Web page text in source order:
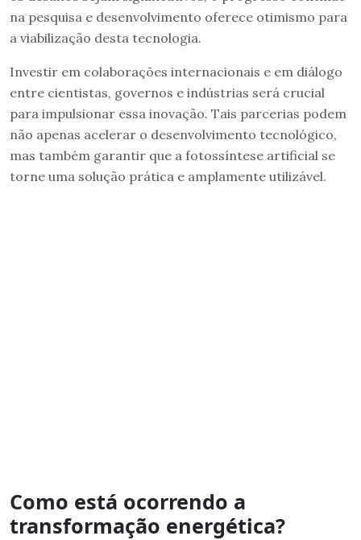
na pesquisa e desenvolvimento oferece otimismo para
a viabilização desta tecnologia.
Investir em colaborações internacionais e em diálogo
entre cientistas, governos e indústrias será crucial
para impulsionar essa inovação. Tais parcerias podem
não apenas acelerar o desenvolvimento tecnológico,
mas também garantir que a fotossíntese artificial se
torne uma solução prática e amplamente utilizável.
Como está ocorrendo a
transformação energética?